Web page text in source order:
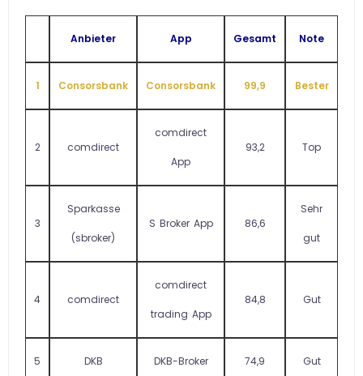
Anbieter App Gesamt Note
1 Consorsbank Consorsbank 99,9 Bester
2 comdirect
comdirect
App
93,2 Top
3
Sparkasse
(sbroker)
S Broker App 86,6
Sehr
gut
4 comdirect
comdirect
trading App
84,8 Gut
5 DKB DKB-Broker 74,9 Gut